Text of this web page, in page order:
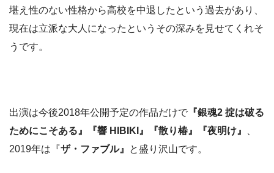
堪え性のない性格から高校を中退したという過去があり、
現在は立派な大人になったというその深みを見せてくれそ
うです。
出演は今後2018年公開予定の作品だけで 『銀魂2 掟は破る
ためにこそある』『響 HIBIKI』『散り椿』『夜明け』
2019年は『ザ・ファブル』 と盛り沢山です。